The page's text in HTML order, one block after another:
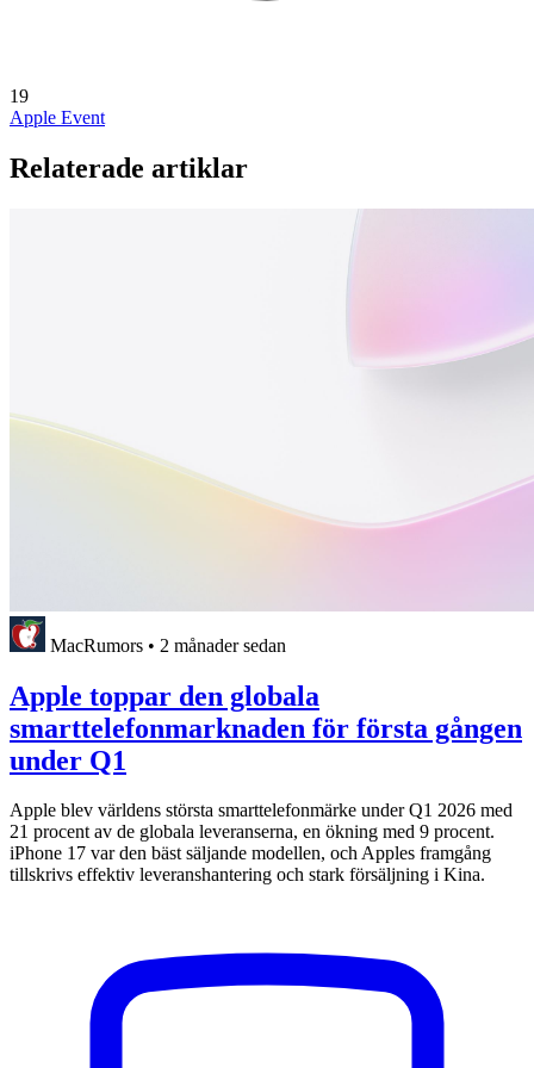
19
Apple Event
Relaterade artiklar
MacRumors • 2 månader sedan
Apple toppar den globala
smarttelefonmarknaden för första gången
under Q1
Apple blev världens största smarttelefonmärke under Q1 2026 med
21 procent av de globala leveranserna, en ökning med 9 procent.
iPhone 17 var den bäst säljande modellen, och Apples framgång
tillskrivs effektiv leveranshantering och stark försäljning i Kina.